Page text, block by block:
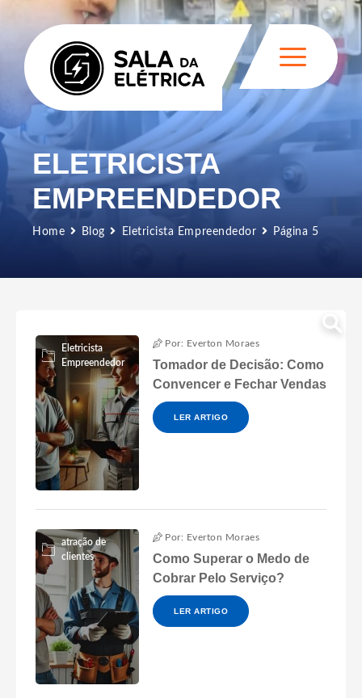
Home Blog Eletricista Empreendedor Página 5
ELETRICISTA
EMPREENDEDOR
Eletricista
Empreendedor
Por: Everton Moraes
Tomador de Decisão: Como
Convencer e Fechar Vendas
LER ARTIGO
atração de
clientes
Por: Everton Moraes
Como Superar o Medo de
Cobrar Pelo Serviço?
LER ARTIGO